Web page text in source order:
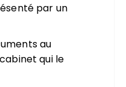
par un
au
qui le